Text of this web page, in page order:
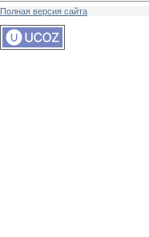
Полная версия сайта